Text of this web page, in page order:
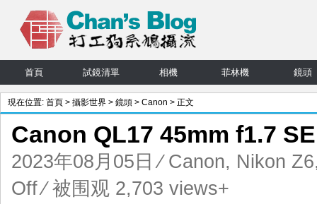
首頁 試鏡清單 相機 菲林機 鏡頭
現在位置: 首頁 > 攝影世界 > 鏡頭 > Canon > 正文
Canon QL17 45mm f1.7
2023年08月05日 ⁄ Canon, Nikon Z6
Offon
Canon
⁄ 被围观 2,703 views+